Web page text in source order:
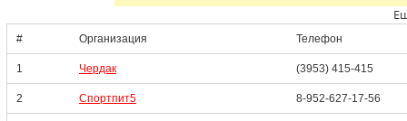
# Организация Телефон
1 Чердак (3953) 415-415
2 Спортпит5 8-952-627-17-56